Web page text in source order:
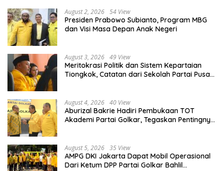
August 2, 2026 54 View
Presiden Prabowo Subianto, Program MBG
dan Visi Masa Depan Anak Negeri
August 3, 2026 49 View
Meritokrasi Politik dan Sistem Kepartaian
Tiongkok, Catatan dari Sekolah Partai Pusat
August 4, 2026 40 View
Aburizal Bakrie Hadiri Pembukaan TOT
Akademi Partai Golkar, Tegaskan Pentingnya
August 5, 2026 35 View
AMPG DKI Jakarta Dapat Mobil Operasional
Dari Ketum DPP Partai Golkar Bahlil